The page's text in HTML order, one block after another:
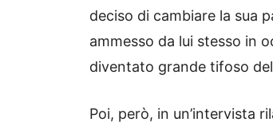
deciso di cambiare la sua
ammesso da lui stesso in
diventato grande tifoso
Poi, però, in un’intervista